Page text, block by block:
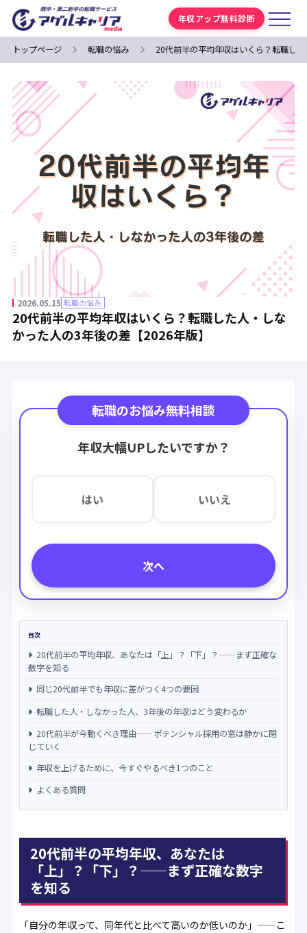
年収アップ無料診断
トップページ 転職の悩み 20代前半の平均年収はいくら？転職し
2026.05.15 転職の悩み
20代前半の平均年収はいくら？転職した人・しな
かった人の3年後の差【2026年版】
転職のお悩み無料相談
年収大幅UPしたいですか？
はい いいえ
次へ
目次
20代前半の平均年収、あなたは「上」？「下」？——まず正確な
数字を知る
同じ20代前半でも年収に差がつく4つの要因
転職した人・しなかった人、3年後の年収はどう変わるか
20代前半が今動くべき理由——ポテンシャル採用の窓は静かに閉
じていく
年収を上げるために、今すぐやるべき1つのこと
よくある質問
20代前半の平均年収、あなたは
「上」？「下」？——まず正確な数字
を知る
「自分の年収って、同年代と比べて高いのか低いのか」——こ